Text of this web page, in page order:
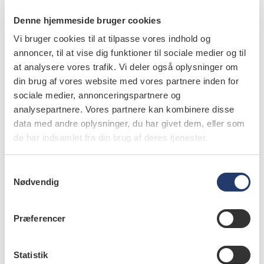
Denne hjemmeside bruger cookies
Vi bruger cookies til at tilpasse vores indhold og
annoncer, til at vise dig funktioner til sociale medier og til
at analysere vores trafik. Vi deler også oplysninger om
din brug af vores website med vores partnere inden for
sociale medier, annonceringspartnere og
analysepartnere. Vores partnere kan kombinere disse
data med andre oplysninger, du har givet dem, eller som
de har indsamlet fra din brug af deres tjenester.
Nødvendig
Præferencer
Statistik
giver tandproblemer.
Kontanthjælpsmodtagere kan via § 82a få tilskud til
tandbehandling på op til 10.000 kroner. Der er dog en
egenbetaling på 600 kroner, og hvis man er over 25 år,
skal man også selv betale 35 % af den resterende
tandlægeregning op til 10.000 kroner. Vil du arbejde
for at afskaffe egenbetalingen for
kontanthjælpsmodtagere?
kontanthjælpsmodtagere siger ja til tandbehandling, bør
netop være en barriere for at komme i job igen.
Det offentlige betaler 100 % af lægeregningen, men